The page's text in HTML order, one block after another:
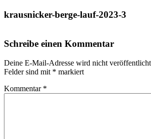
krausnicker-berge-lauf-2023-3
Schreibe einen Kommentar
Deine E-Mail-Adresse wird nicht
Felder sind mit * markiert
Kommentar *